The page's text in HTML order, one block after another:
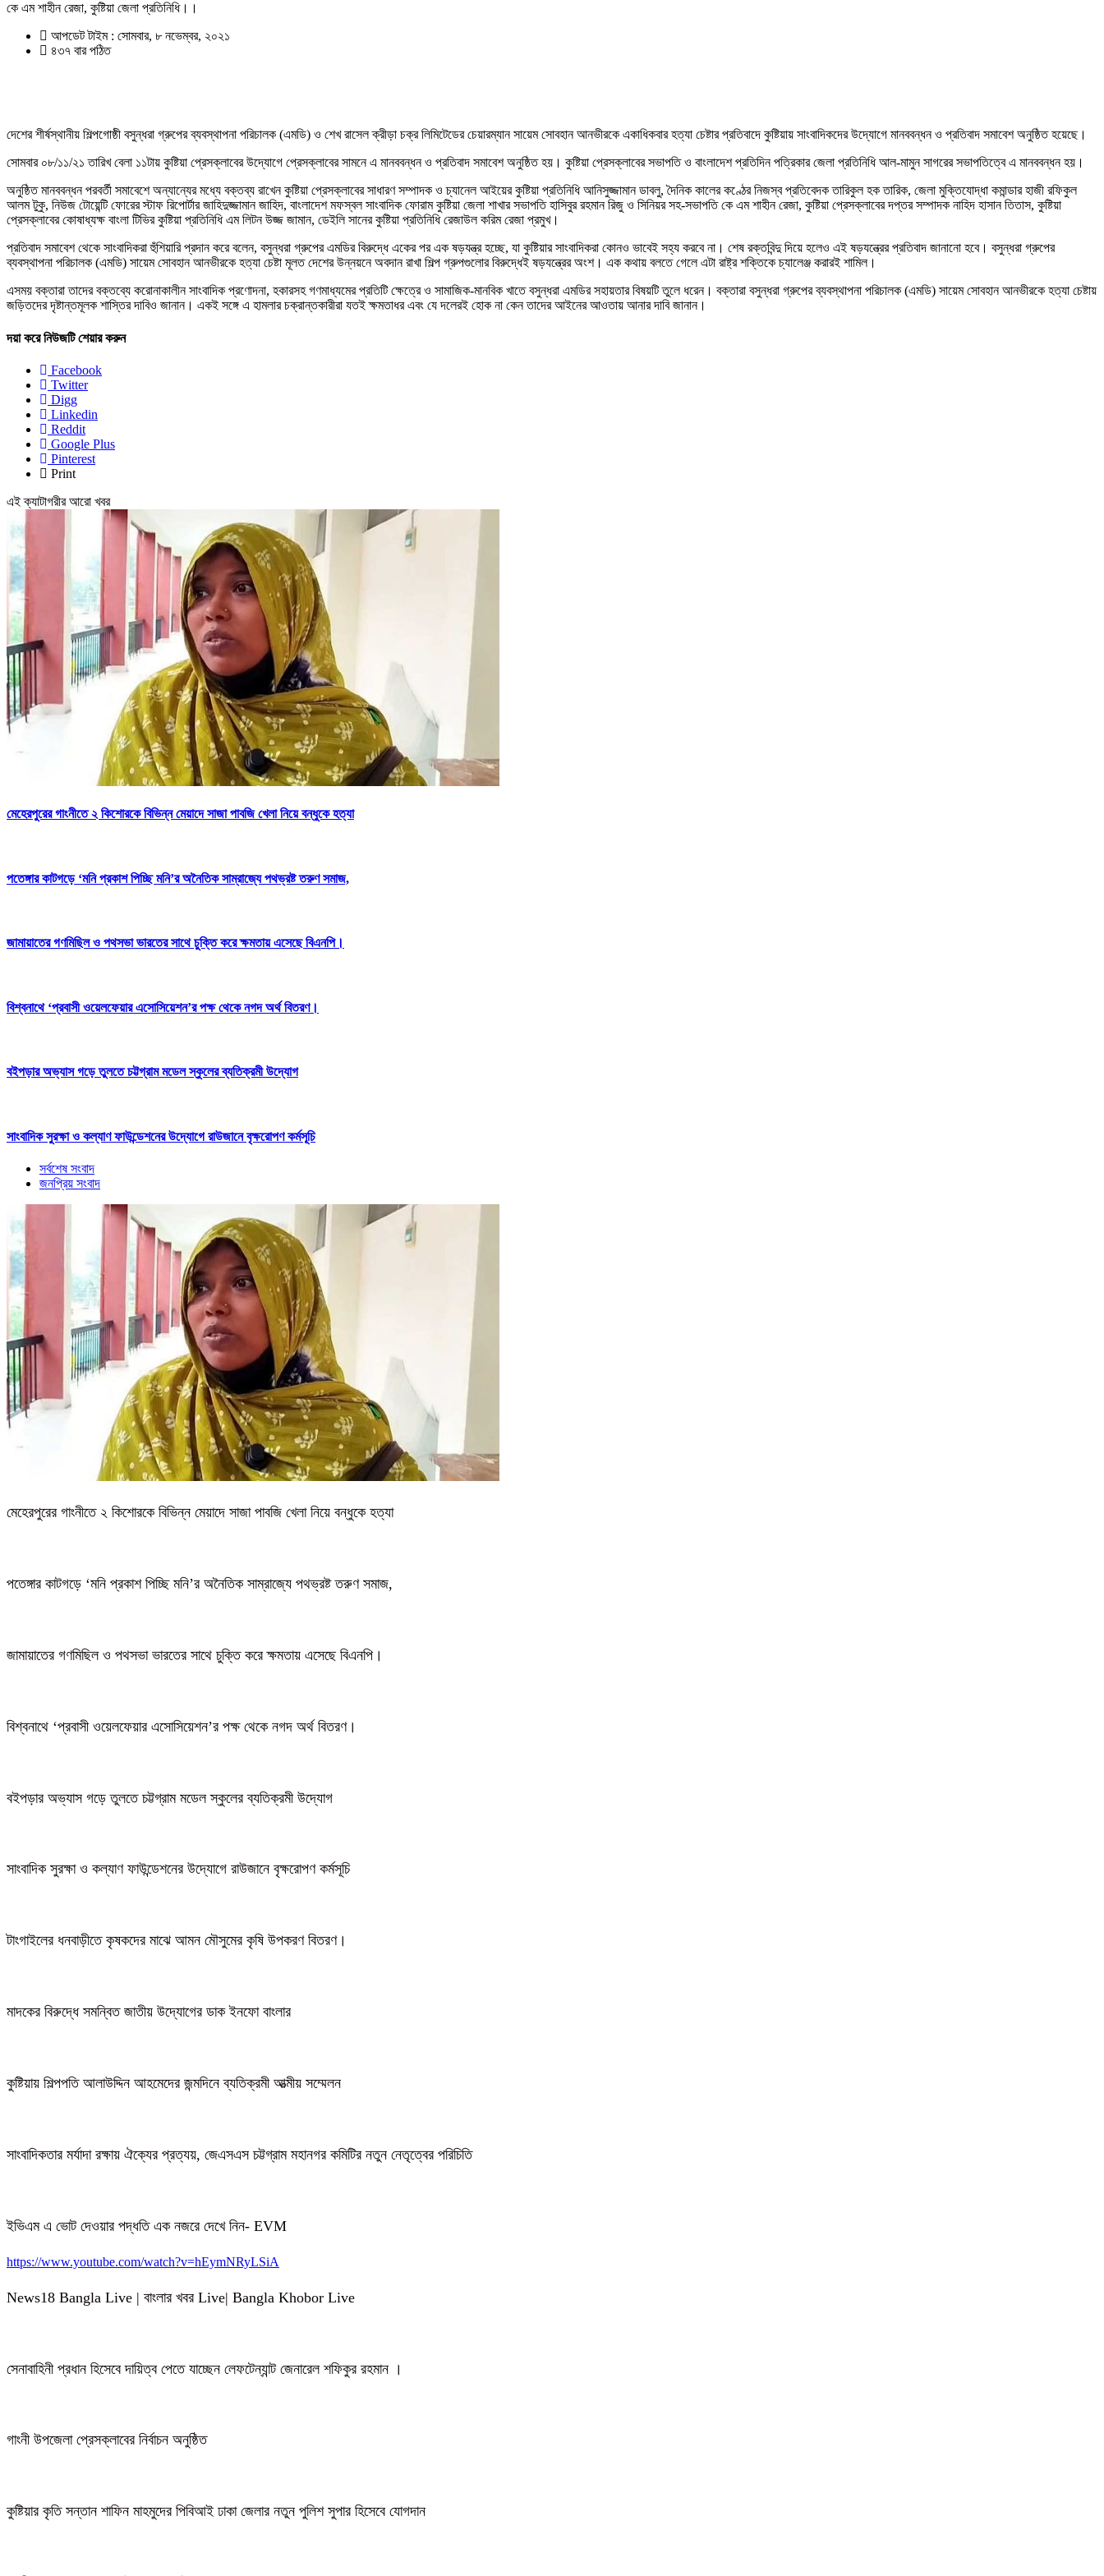
কে এম শাহীন রেজা, কুষ্টিয়া জেলা প্রতিনিধি।।
আপডেট টাইম : সোমবার, ৮ নভেম্বর, ২০২১
৪৩৭ বার পঠিত
দেশের শীর্ষস্থানীয় শিল্পগোষ্ঠী বসুন্ধরা গ্রুপের ব্যবস্থাপনা পরিচালক (এমডি) ও শেখ রাসেল ক্রীড়া চক্র লিমিটেডের চেয়ারম্যান সায়েম সোবহান আনভীরকে একাধিকবার হত্যা চেষ্টার প্রতিবাদে কুষ্টিয়ায় সাংবাদিকদের উদ্যোগে মানববন্ধন ও প্রতিবাদ সমাবেশ অনুষ্ঠিত হয়েছে।
সোমবার ০৮/১১/২১ তারিখ বেলা ১১টায় কুষ্টিয়া প্রেসক্লাবের উদ্যোগে প্রেসক্লাবের সামনে এ মানববন্ধন ও প্রতিবাদ সমাবেশ অনুষ্ঠিত হয়। কুষ্টিয়া প্রেসক্লাবের সভাপতি ও বাংলাদেশ প্রতিদিন পত্রিকার জেলা প্রতিনিধি আল-মামুন সাগরের সভাপতিত্বে এ মানববন্ধন হয়।
অনুষ্ঠিত মানববন্ধন পরবর্তী সমাবেশে অন্যান্যের মধ্যে বক্তব্য রাখেন কুষ্টিয়া প্রেসক্লাবের সাধারণ সম্পাদক ও চ্যানেল আইয়ের কুষ্টিয়া প্রতিনিধি আনিসুজ্জামান ডাবলু, দৈনিক কালের কণ্ঠের নিজস্ব প্রতিবেদক তারিকুল হক তারিক, জেলা মুক্তিযোদ্ধা কমান্ডার হাজী রফিকুল
আলম টুকু, নিউজ টোয়েন্টি ফোরের স্টাফ রিপোর্টার জাহিদুজ্জামান জাহিদ, বাংলাদেশ মফস্বল সাংবাদিক ফোরাম কুষ্টিয়া জেলা শাখার সভাপতি হাসিবুর রহমান রিজু ও সিনিয়র সহ-সভাপতি কে এম শাহীন রেজা, কুষ্টিয়া প্রেসক্লাবের দপ্তর সম্পাদক নাহিদ হাসান তিতাস, কুষ্টিয়া
প্রেসক্লাবের কোষাধ্যক্ষ বাংলা টিভির কুষ্টিয়া প্রতিনিধি এম লিটন উজ্জ জামান, ডেইলি সানের কুষ্টিয়া প্রতিনিধি রেজাউল করিম রেজা প্রমুখ।
প্রতিবাদ সমাবেশ থেকে সাংবাদিকরা হুঁশিয়ারি প্রদান করে বলেন, বসুন্ধরা গ্রুপের এমডির বিরুদ্ধে একের পর এক ষড়যন্ত্র হচ্ছে, যা কুষ্টিয়ার সাংবাদিকরা কোনও ভাবেই সহ্য করবে না। শেষ রক্তবিন্দু দিয়ে হলেও এই ষড়যন্ত্রের প্রতিবাদ জানানো হবে। বসুন্ধরা গ্রুপের
ব্যবস্থাপনা পরিচালক (এমডি) সায়েম সোবহান আনভীরকে হত্যা চেষ্টা মূলত দেশের উন্নয়নে অবদান রাখা শিল্প গ্রুপগুলোর বিরুদ্ধেই ষড়যন্ত্রের অংশ। এক কথায় বলতে গেলে এটা রাষ্ট্র শক্তিকে চ্যালেঞ্জ করারই শামিল।
এসময় বক্তারা তাদের বক্তব্যে করোনাকালীন সাংবাদিক প্রণোদনা, হকারসহ গণমাধ্যমের প্রতিটি ক্ষেত্রে ও সামাজিক-মানবিক খাতে বসুন্ধরা এমডির সহায়তার বিষয়টি তুলে ধরেন। বক্তারা বসুন্ধরা গ্রুপের ব্যবস্থাপনা পরিচালক (এমডি) সায়েম সোবহান আনভীরকে হত্যা চেষ্টায়
জড়িতদের দৃষ্টান্তমূলক শাস্তির দাবিও জানান। একই সঙ্গে এ হামলার চক্রান্তকারীরা যতই ক্ষমতাধর এবং যে দলেরই হোক না কেন তাদের আইনের আওতায় আনার দাবি জানান।
দয়া করে নিউজটি শেয়ার করুন
Facebook
Twitter
Digg
Linkedin
Reddit
Google Plus
Pinterest
Print
এই ক্যাটাগরীর আরো খবর
মেহেরপুরের গাংনীতে ২ কিশোরকে বিভিন্ন মেয়াদে সাজা পাবজি খেলা নিয়ে বন্ধুকে হত্যা
পতেঙ্গার কাটগড়ে ‘মনি প্রকাশ পিচ্ছি মনি’র অনৈতিক সাম্রাজ্যে পথভ্রষ্ট তরুণ সমাজ,
জামায়াতের গণমিছিল ও পথসভা ভারতের সাথে চুক্তি করে ক্ষমতায় এসেছে বিএনপি।
বিশ্বনাথে ‘প্রবাসী ওয়েলফেয়ার এসোসিয়েশন’র পক্ষ থেকে নগদ অর্থ বিতরণ।
বইপড়ার অভ্যাস গড়ে তুলতে চট্টগ্রাম মডেল স্কুলের ব্যতিক্রমী উদ্যোগ
সাংবাদিক সুরক্ষা ও কল্যাণ ফাউন্ডেশনের উদ্যোগে রাউজানে বৃক্ষরোপণ কর্মসূচি
সর্বশেষ সংবাদ
জনপ্রিয় সংবাদ
মেহেরপুরের গাংনীতে ২ কিশোরকে বিভিন্ন মেয়াদে সাজা পাবজি খেলা নিয়ে বন্ধুকে হত্যা
পতেঙ্গার কাটগড়ে ‘মনি প্রকাশ পিচ্ছি মনি’র অনৈতিক সাম্রাজ্যে পথভ্রষ্ট তরুণ সমাজ,
জামায়াতের গণমিছিল ও পথসভা ভারতের সাথে চুক্তি করে ক্ষমতায় এসেছে বিএনপি।
বিশ্বনাথে ‘প্রবাসী ওয়েলফেয়ার এসোসিয়েশন’র পক্ষ থেকে নগদ অর্থ বিতরণ।
বইপড়ার অভ্যাস গড়ে তুলতে চট্টগ্রাম মডেল স্কুলের ব্যতিক্রমী উদ্যোগ
সাংবাদিক সুরক্ষা ও কল্যাণ ফাউন্ডেশনের উদ্যোগে রাউজানে বৃক্ষরোপণ কর্মসূচি
টাংগাইলের ধনবাড়ীতে কৃষকদের মাঝে আমন মৌসুমের কৃষি উপকরণ বিতরণ।
মাদকের বিরুদ্ধে সমন্বিত জাতীয় উদ্যোগের ডাক ইনফো বাংলার
কুষ্টিয়ায় শিল্পপতি আলাউদ্দিন আহমেদের জন্মদিনে ব্যতিক্রমী আত্মীয় সম্মেলন
সাংবাদিকতার মর্যাদা রক্ষায় ঐক্যের প্রত্যয়, জেএসএস চট্টগ্রাম মহানগর কমিটির নতুন নেতৃত্বের পরিচিতি
ইভিএম এ ভোট দেওয়ার পদ্ধতি এক নজরে দেখে নিন- EVM
https://www.youtube.com/watch?v=hEymNRyLSiA
News18 Bangla Live | বাংলার খবর Live| Bangla Khobor Live
সেনাবাহিনী প্রধান হিসেবে দায়িত্ব পেতে যাচ্ছেন লেফটেন্যান্ট জেনারেল শফিকুর রহমান ।
গাংনী উপজেলা প্রেসক্লাবের নির্বাচন অনুষ্ঠিত
কুষ্টিয়ার কৃতি সন্তান শাফিন মাহমুদের পিবিআই ঢাকা জেলার নতুন পুলিশ সুপার হিসেবে যোগদান